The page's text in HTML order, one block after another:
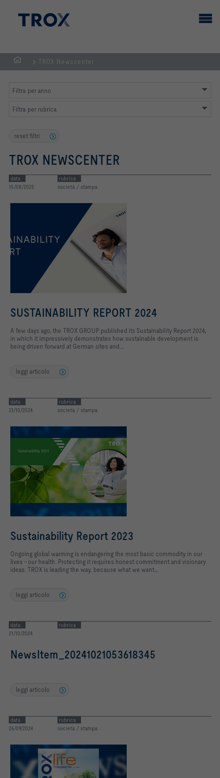
Homepage
TROX Newscenter
Filtra per anno
Filtra per rubrica
reset filtri
TROX NEWSCENTER
data
15/08/2025
rubrica
società / stampa
SUSTAINABILITY REPORT 2024
A few days ago, the TROX GROUP published its Sustainability Report 2024,
in which it impressively demonstrates how sustainable development is
being driven forward at German sites and...
leggi articolo
data
21/10/2024
rubrica
società / stampa
Sustainability Report 2023
Ongoing global warming is endangering the most basic commodity in our
lives - our health. Protecting it requires honest commitment and visionary
ideas. TROX is leading the way, because what we want...
leggi articolo
data
21/10/2024
rubrica
NewsItem_20241021053618345
leggi articolo
data
26/09/2024
rubrica
società / stampa